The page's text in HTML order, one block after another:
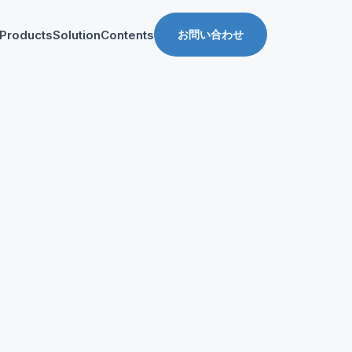
ProductsSolutionContents お問い合わせ